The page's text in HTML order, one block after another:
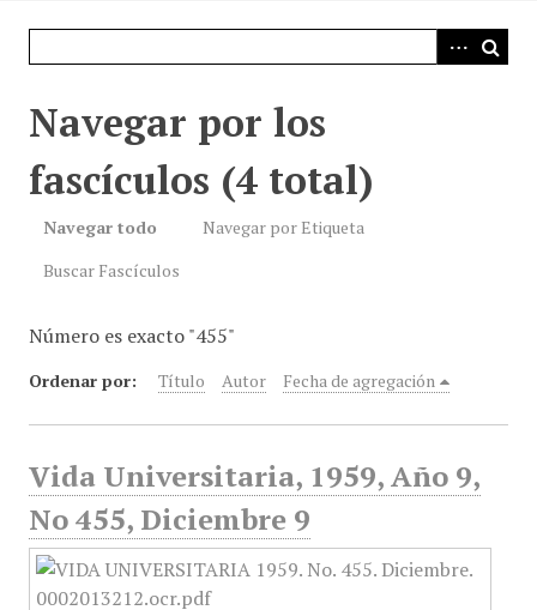
Navegar por los
fascículos (4 total)
Navegar todo
Navegar por Etiqueta
Buscar Fascículos
Número es exacto "455"
Ordenar por: Título Autor Fecha de agregación
Vida Universitaria, 1959, Año 9,
No 455, Diciembre 9